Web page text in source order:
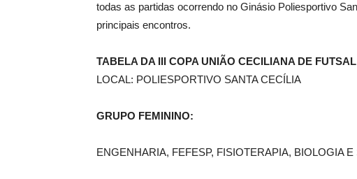
todas as partidas ocorrendo no Ginásio Poliesportivo
principais encontros.
TABELA DA III COPA UNIÃO CECILIANA DE FUTSAL
LOCAL: POLIESPORTIVO SANTA CECÍLIA
GRUPO FEMININO:
ENGENHARIA, FEFESP, FISIOTERAPIA, BIOLOGIA